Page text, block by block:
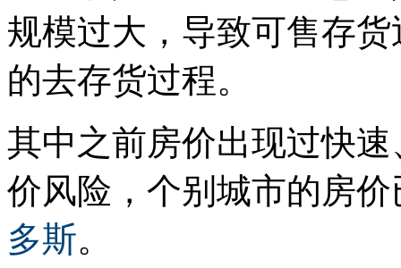
规模过大，导致可售存
的去存货过程。
其中之前房价出现过快
价风险，个别城市的房
多斯。